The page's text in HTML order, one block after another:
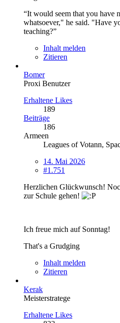
“It would seem that you have
whatsoever," he said. "Have
teaching?”
Inhalt melden
Zitieren
Bomer
Proxi Benutzer
Erhaltene Likes
189
Beiträge
186
Armeen
Leagues of Votann,
14. Mai 2026
#1.751
Herzlichen Glückwunsch!
zur Schule gehen!
Ich freue mich auf Sonntag!
That's a Grudging
Inhalt melden
Zitieren
Kerak
Meisterstratege
Erhaltene Likes